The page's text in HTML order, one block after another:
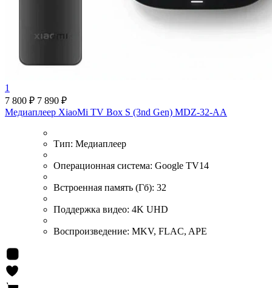
1
7 800 ₽ 7 890 ₽
Медиаплеер XiaoMi TV Box S (3nd Gen) MDZ-32-AA
Тип: Медиаплеер
Операционная система: Google TV14
Встроенная память (Гб): 32
Поддержка видео: 4K UHD
Воспроизведение: MKV, FLAC, APE